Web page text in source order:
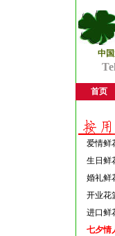
中
首页
爱情鲜
生日鲜
婚礼鲜
开业花
进口鲜
七夕情